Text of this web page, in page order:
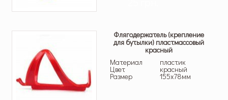
Флягодержатель (крепление
для бутылки) пластмассовый
красный
Материал
пластик
Цвет красный
Размер 155х78мм